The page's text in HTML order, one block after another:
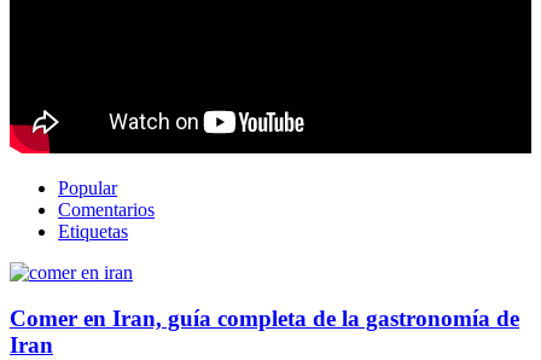
Popular
Comentarios
Etiquetas
Comer en Iran, guía completa de la gastronomía de
Iran